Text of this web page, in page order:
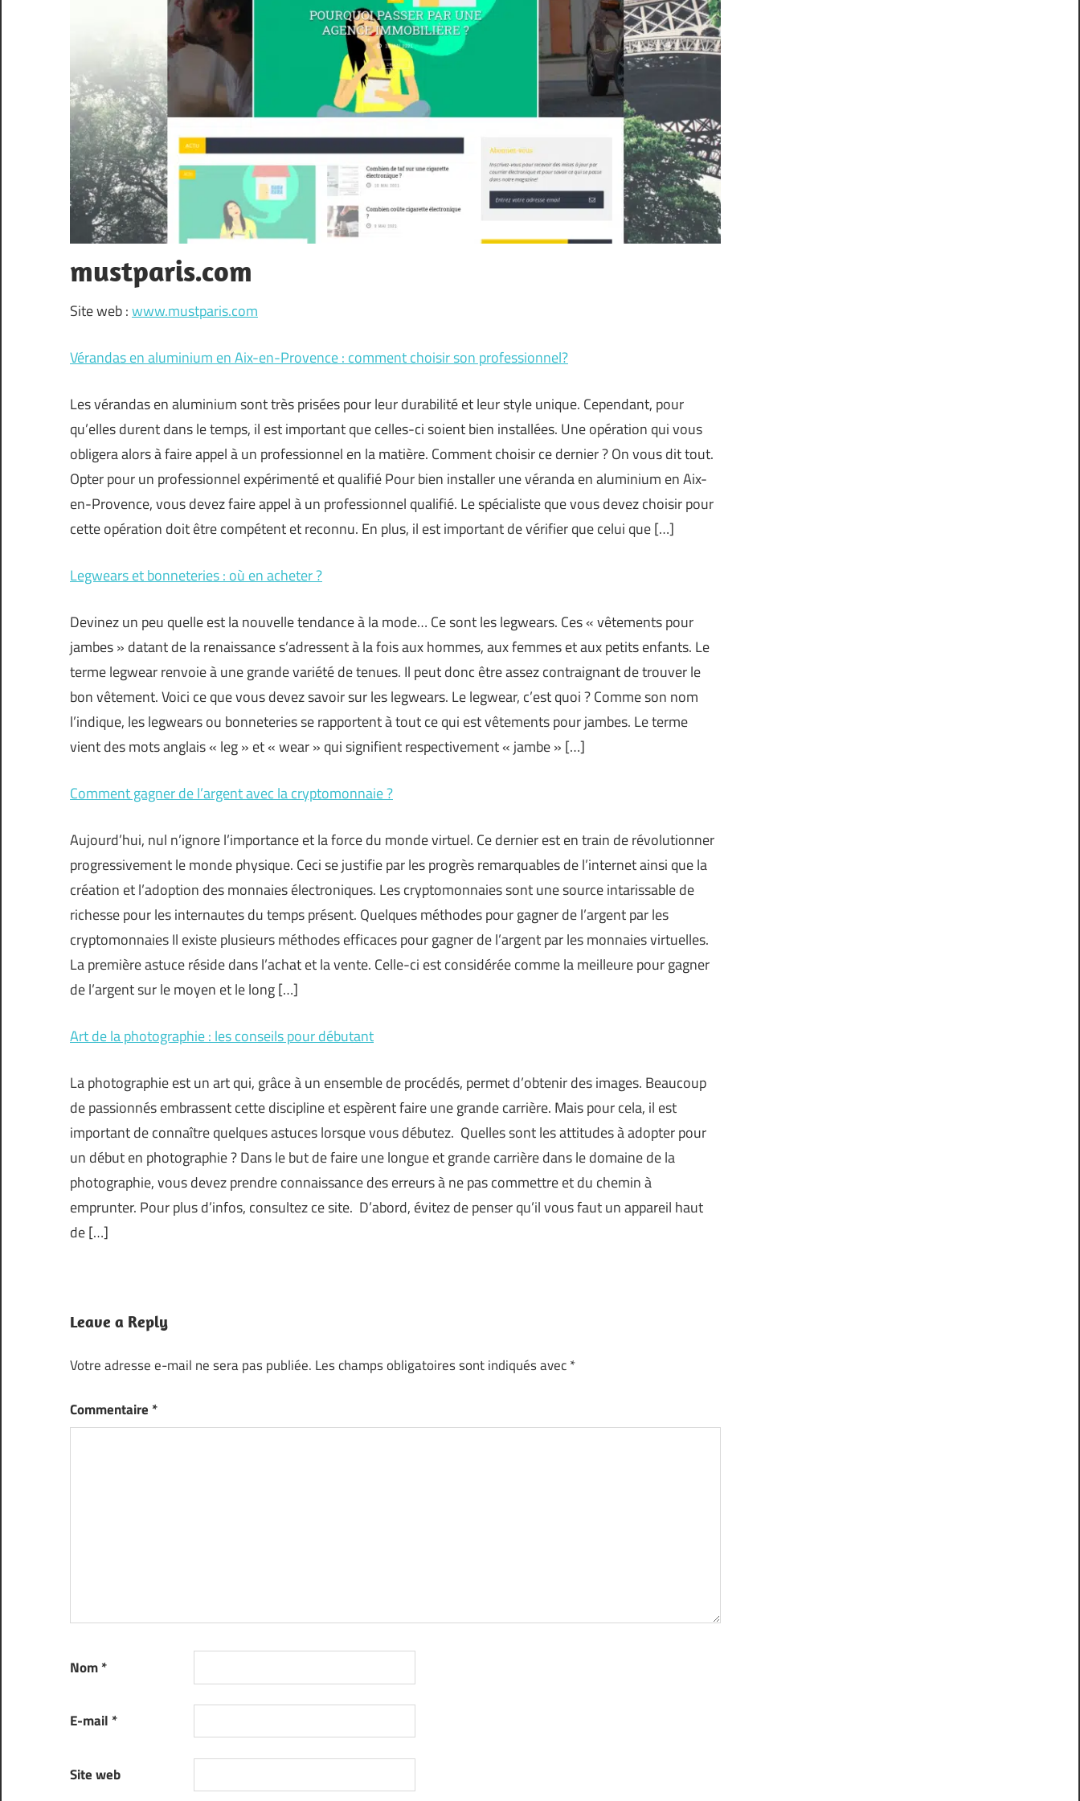
mustparis.com
Site web :www.mustparis.com
Vérandas en aluminium en Aix-en-Provence : comment choisir son professionnel?
Les vérandas en aluminium sont très prisées pour leur durabilité et leur style unique. Cependant, pour
qu’elles durent dans le temps, il est important que celles-ci soient bien installées. Une opération qui vous
obligera alors à faire appel à un professionnel en la matière. Comment choisir ce dernier ? On vous dit tout.
Opter pour un professionnel expérimenté et qualifié Pour bien installer une véranda en aluminium en Aix-
en-Provence, vous devez faire appel à un professionnel qualifié. Le spécialiste que vous devez choisir pour
cette opération doit être compétent et reconnu. En plus, il est important de vérifier que celui que […]
Legwears et bonneteries : où en acheter ?
Devinez un peu quelle est la nouvelle tendance à la mode… Ce sont les legwears. Ces « vêtements pour
jambes » datant de la renaissance s’adressent à la fois aux hommes, aux femmes et aux petits enfants. Le
terme legwear renvoie à une grande variété de tenues. Il peut donc être assez contraignant de trouver le
bon vêtement. Voici ce que vous devez savoir sur les legwears. Le legwear, c’est quoi ? Comme son nom
l’indique, les legwears ou bonneteries se rapportent à tout ce qui est vêtements pour jambes. Le terme
vient des mots anglais « leg » et « wear » qui signifient respectivement « jambe » […]
Comment gagner de l’argent avec la cryptomonnaie ?
Aujourd’hui, nul n’ignore l’importance et la force du monde virtuel. Ce dernier est en train de révolutionner
progressivement le monde physique. Ceci se justifie par les progrès remarquables de l’internet ainsi que la
création et l’adoption des monnaies électroniques. Les cryptomonnaies sont une source intarissable de
richesse pour les internautes du temps présent. Quelques méthodes pour gagner de l’argent par les
cryptomonnaies Il existe plusieurs méthodes efficaces pour gagner de l’argent par les monnaies virtuelles.
La première astuce réside dans l’achat et la vente. Celle-ci est considérée comme la meilleure pour gagner
de l’argent sur le moyen et le long […]
Art de la photographie : les conseils pour débutant
La photographie est un art qui, grâce à un ensemble de procédés, permet d’obtenir des images. Beaucoup
de passionnés embrassent cette discipline et espèrent faire une grande carrière. Mais pour cela, il est
important de connaître quelques astuces lorsque vous débutez. Quelles sont les attitudes à adopter pour
un début en photographie ? Dans le but de faire une longue et grande carrière dans le domaine de la
photographie, vous devez prendre connaissance des erreurs à ne pas commettre et du chemin à
emprunter. Pour plus d’infos, consultez ce site. D’abord, évitez de penser qu’il vous faut un appareil haut
de […]
Leave a Reply
Votre adresse e-mail ne sera pas publiée. Les champs obligatoires sont indiqués avec*
Commentaire *
Nom*
E-mail *
Site web